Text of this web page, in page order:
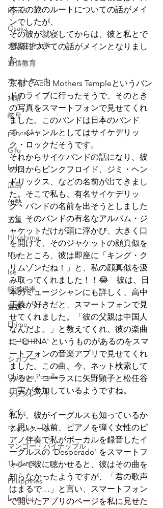
Kyoto
Osaka
大阪芸術大学
通信教育
ホットケーキ
飛騨
岐阜
pancake
Gifu
baby
広島
伊勢
三重
Hiroshima
Mie
Ise
軽減税率
愛媛
Ehime
コーヒー
シカプー
Chicago Poodle
ブレスレット
タイ
ワインクーラー
マンゴー・パイナップル
Thailand
Philippines
bracelet
本での旅のルートについての話がメイ
ンでしたが、
その彼が就寝してからは、彼と私とで
音楽についての話がメインとなりまし
た。
京都でAcid Mothers Templeというバン
ドのライブに行ったそうで、そのとき
の写真をスマートフォンで見せてくれ
ました。このバンドは日本のバンド
で、ジャンルとしてはサイケデリッ
ク・ロックだそうです。
それからサイケバンドの話になり、彼
の口からピンクフロイド、ジミ・ヘン
ドリックス、などの名前が出てきまし
た。そこで私も、有名サイケデリッ
ク・バンドの名前を出そうとしました
が、そのバンドの有名なアルバム・ジ
ャケットだけが頭に浮かび、大きく口
を開けて、そのジャケットの顔真似を
したところ、彼は即座に「キング・ク
リムゾンだね！」と、私の顔真似を汲
み取ってくれました！！😂　彼は、日
本のミュージシャンにも詳しく、高中
正義が好きだと、スマートフォンで見
せてくれました。「彼の父親は中国人
なんだよ。」と教えてくれ、彼の楽曲
に 'CHINA' というものがあるのをスマ
ートフォンの音楽アプリで見せてくれ
ました。この曲、今、ネット検索して
みると、コーラスに矢野顕子と松任谷
由実が参加しているようですね。
私が、彼がイーグルスも知っているか
と思い、以前、ピアノを弾く女性のピ
アノ伴奏で私がボーカルを録音したイ
ーグルスの 'Desperado' をスマートフ
ォンで彼に聴かせると、彼はその曲を
知らなかったようですが、「君の歌声
はまるで…」と言い、スマートフォン
で開いたアプリのページを私に見せた